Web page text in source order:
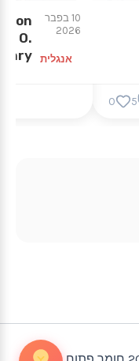
5
0
10 בפבר
2026
אנגלית
O.